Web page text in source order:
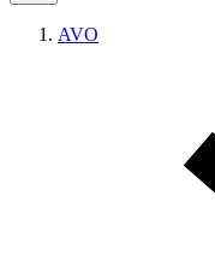
AVO